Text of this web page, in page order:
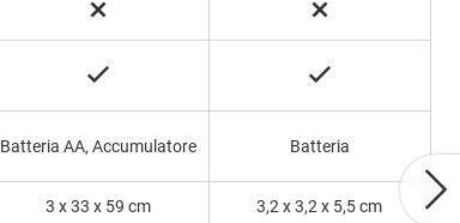
Batteria AA, Accumulatore
3 x 33 x 59 cm
Batteria
3,2 x 3,2 x 5,5 cm